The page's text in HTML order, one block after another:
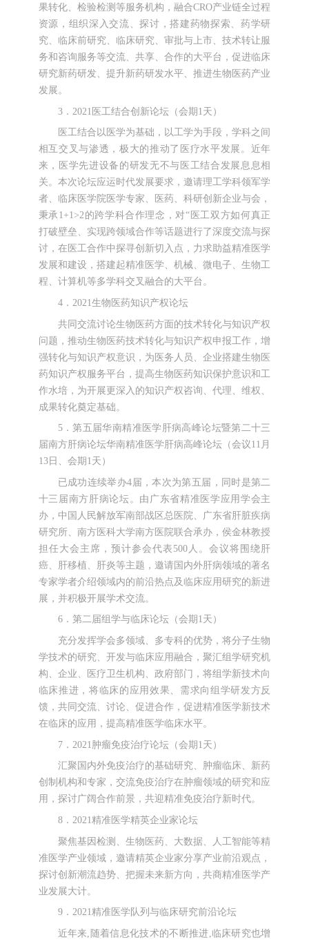
果转化、检验检测等服务机构，融合CRO产业链全过程
资源，组织深入交流、探讨，搭建药物探索、药学研
究、临床前研究、临床研究、审批与上市、技术转让服
务和咨询服务等交流、共享、合作的大平台，促进临床
研究新药研发、提升新药研发水平、推进生物医药产业
发展。
3．2021医工结合创新论坛（会期1天）
医工结合以医学为基础，以工学为手段，学科之间
相互交叉与渗透，极大的推动了医疗水平发展。近年
来，医学先进设备的研发无不与医工结合发展息息相
关。本次论坛应运时代发展要求，邀请理工学科领军学
者、临床医学院医学专家、医药、科研创新企业与会，
秉承1+1>2的跨学科合作理念，对“医工双方如何真正
打破壁垒、实现跨领域合作等话题进行了深度交流与探
讨，在医工合作中探寻创新切入点，力求助益精准医学
发展和建设，搭建起精准医学、机械、微电子、生物工
程、计算机等多学科交叉融合的大平台。
4．2021生物医药知识产权论坛
共同交流讨论生物医药方面的技术转化与知识产权
问题，推动生物医药技术转化与知识产权申报工作，增
强转化与知识产权意识，为医务人员、企业搭建生物医
药知识产权服务平台，提高生物医药知识保护意识和工
作水培，为开展更深入的知识产权咨询、代理、维权、
成果转化奠定基础。
5．第五届华南精准医学肝病高峰论坛暨第二十三
届南方肝病论坛华南精准医学肝病高峰论坛（会议11月
13日、会期1天）
已成功连续举办4届，本次为第五届，同时是第二
十三届南方肝病论坛。由广东省精准医学应用学会主
办，中国人民解放军南部战区总医院、广东省肝脏疾病
研究所、南方医科大学南方医院联合承办，侯金林教授
担任大会主席，预计参会代表500人。会议将围绕肝
癌、肝移植、肝炎等主题，邀请国内外肝病领域的著名
专家学者介绍领域内的前沿热点及临床应用研究的新进
展，并积极开展学术交流。
6．第二届组学与临床论坛（会期1天）
充分发挥学会多领域、多专科的优势，将分子生物
学技术的研究、开发与临床应用融合，聚汇组学研究机
构、企业、医疗卫生机构、政府部门，将组学新技术向
临床推进，将临床的应用效果、需求向组学研发方反
馈，共同交流、讨论、促进合作，促进精准医学新技术
在临床的应用，提高精准医学临床水平。
7．2021肿瘤免疫治疗论坛（会期1天）
汇聚国内外免疫治疗的基础研究、肿瘤临床、新药
创制机构和专家，交流免疫治疗在肿瘤领域的研究和应
用，探讨广阔合作前景，共迎精准免疫治疗新时代。
8．2021精准医学精英企业家论坛
聚焦基因检测、生物医药、大数据、人工智能等精
准医学产业领域，邀请精英企业家分享产业前沿观点，
探讨创新潮流趋势、把握未来新方向，共商精准医学产
业发展大计。
9．2021精准医学队列与临床研究前沿论坛
近年来,随着信息化技术的不断推进,临床研究也增